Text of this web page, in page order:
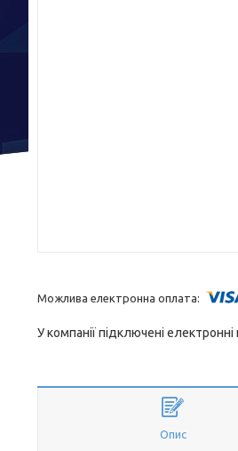
У компанії підключені
Опис